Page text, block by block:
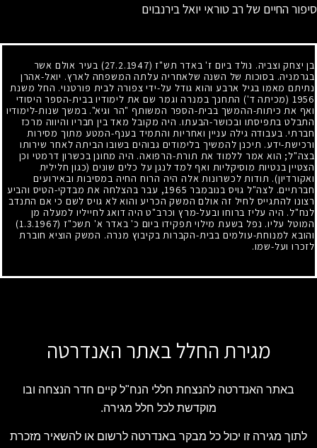
סיפור החיים של רב טוראי יואל בירנבוים
בן יצחק וצביה. נולד ביום ז' באדר תש"ז (27.2.1947)
בעיר אולם אשר
בגרמניה. בסוכות של השנה שלאחריה עלתה המשפחה לארץ. יואל-אהרן
נתיתם מאמו בגיל ארבע והוא גודל על-ידי צפורה לבית פורטנוי. החל משנת
1956 (מכיתה ד') התחנך במנרה וגמר שם את לימודיו בבית-הספר היסודי
ואף את כיתות-ההמשך בבית-הספר המשותף "הר וגיא". במשך שנות-לימודיו
התבלט בתפיסתו ובכושר-הבעתו. היה מקובל מאד בין חבריו והיווה מרכז
חברתי. בעבודה גילה עניין ואחריות והתמיד בענף-המטע מתוך מסירות
ורכישת-ידע. תיכנן להמשיך בלימודים גבוהים בשובו הביתה לאחר שירותו
בצה"ל; הוא אמר ללמוד את תורת-הרפואה. היה מחונן בכשרון דרמטי וכן
הצטיין בנטיות מוסיקליות ואף למד לנגן על כלים שונים (כגון חלילית
ואקורדיון). תודות לכשרונות אלה היה הרוח החיה במסיבות ובאירועים
חברתיים. לצה"ל גויס בנובמבר 1965, עבר בהצלחה את מבדקי-הטיס והביע
רצונו להתגייס לחיל זה אולם המשק הכריע והוא לא גויס לשם כי אם התנדב
לנח"ל. היה עליז ברוחו ובעל-מרץ וכרב"ט היה דואג לחייליו למעלה מן
המוטל עליו. נפל בשעת מילוי תפקידו ביום כ' באדר א' תשכ"ז (1.3.1967)
והובא למנוחת-עולמים בבית-הקברות בקיבוץ מנרה. המשק הוציא חוברת
לזכרו ועל-שמו.
מגירת החלל באתר האנדרטה
באתר האנדרטה להנצחת חללי הנח"ל קיים חדר הנצחה ובו
מוקדשת לכל חלל מגירה.
לתוך מגירה זו יכול כל מבקר באנדרטה לרשום או להשאיר מזכרת